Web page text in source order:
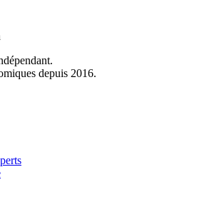
depuis 2016.